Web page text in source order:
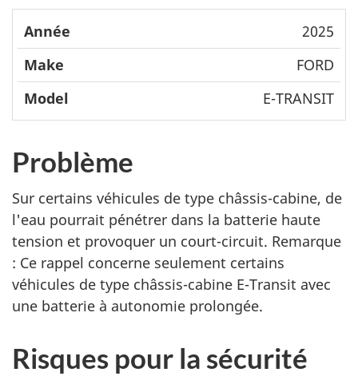
2025
FORD
E-TRANSIT
Problème
Sur certains véhicules de type châssis-cabine, de
l'eau pourrait pénétrer dans la batterie haute
tension et provoquer un court-circuit. Remarque
: Ce rappel concerne seulement certains
véhicules de type châssis-cabine E-Transit avec
une batterie à autonomie prolongée.
Risques pour la sécurité